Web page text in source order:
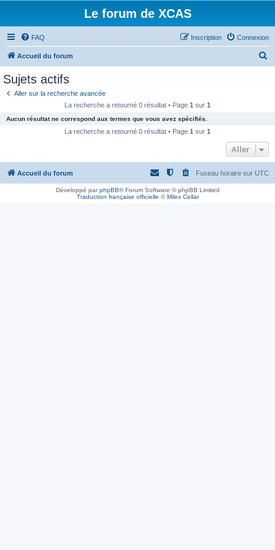
Le forum de XCAS
FAQ Connexion
Inscription
Accueil du forum
c
e
Sujets actifs
Aller sur la recherche avancée
La recherche a retourné 0 résultat • Page 1 sur 1
Aucun résultat ne correspond aux termes que vous avez spécifiés.
La recherche a retourné 0 résultat • Page 1 sur 1
Aller
Accueil du forum Fuseau horaire sur UTC
Développé parphpBB® Forum Software © phpBB Limited
Traduction française officielle ©Miles Cellar